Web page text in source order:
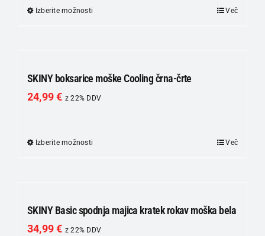
Izberite možnosti
različic.
Več
SKINY boksarice moške Cooling črna-črte
24,99€ z 22% DDV
Izberite možnosti
različic.
Več
SKINY Basic spodnja majica kratek rokav moška bela
34,99€ z 22% DDV